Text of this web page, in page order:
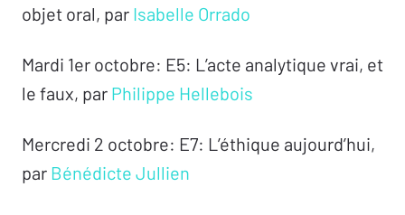
objet oral, par Isabelle Orrado
Mardi 1er octobre: E5: L’acte analytique vrai, et
le faux, par Philippe Hellebois
Mercredi 2 octobre: E7: L’éthique aujourd’hui,
par Bénédicte Jullien